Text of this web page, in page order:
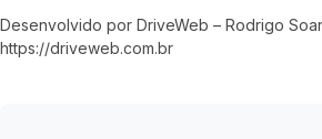
Desenvolvido por DriveWeb – Rodrigo
https://driveweb.com.br